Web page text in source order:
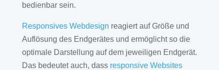
bedienbar sein.
Responsives Webdesign reagiert auf Größe und
Auflösung des Endgerätes und ermöglicht so die
optimale Darstellung auf dem jeweiligen Endgerät.
Das bedeutet auch, dass responsive Websites